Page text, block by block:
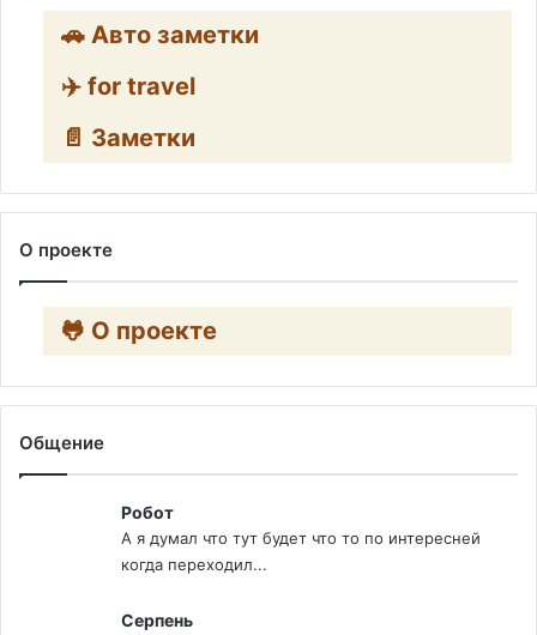
🚗 Авто заметки
✈️ for travel
📄 Заметки
О проекте
🐸 О проекте
Общение
Робот
А я думал что тут будет что то по интересней
когда переходил...
Серпень